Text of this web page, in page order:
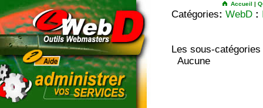
Accueil |
Catégories: WebD :
Les sous-catégories
Aucune